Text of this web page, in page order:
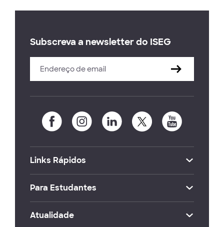
Subscreva a newsletter do ISEG
Links Rápidos
Para Estudantes
Atualidade